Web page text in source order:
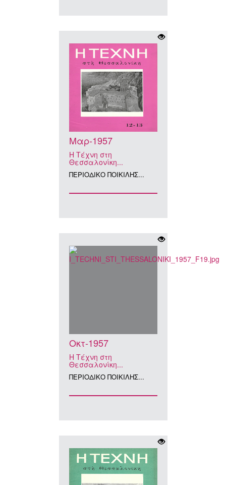
Μαρ-1957
Η Τέχνη στη
Θεσσαλονίκη...
ΠΕΡΙΟΔΙΚΟ ΠΟΙΚΙΛΗΣ...
Οκτ-1957
Η Τέχνη στη
Θεσσαλονίκη...
ΠΕΡΙΟΔΙΚΟ ΠΟΙΚΙΛΗΣ...